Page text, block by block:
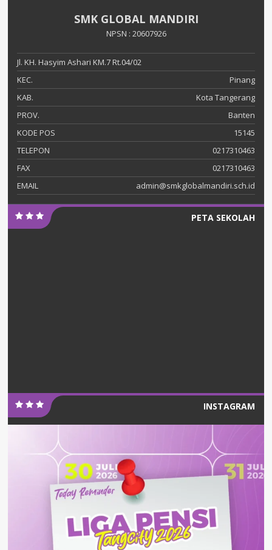
SMK GLOBAL MANDIRI
NPSN : 20607926
Jl. KH. Hasyim Ashari KM.7 Rt.04/02
KEC.
Pinang
KAB.
Kota Tangerang
PROV.
Banten
KODE POS
15145
TELEPON
0217310463
FAX
0217310463
EMAIL
admin@smkglobalmandiri.sch.id
PETA SEKOLAH
INSTAGRAM